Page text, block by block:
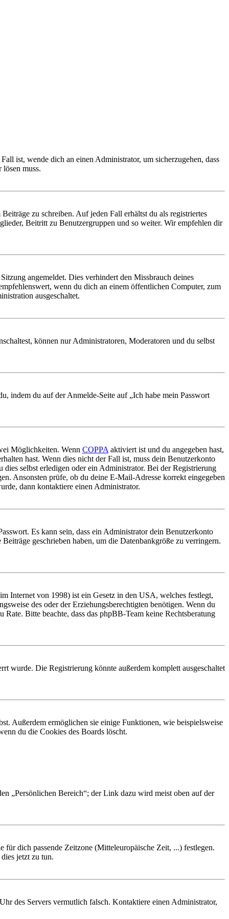
ist, wende dich an einen Administrator, um sicherzugehen, dass
muss.
zu schreiben. Auf jeden Fall erhältst du als registriertes
Beitritt zu Benutzergruppen und so weiter. Wir empfehlen dir
angemeldet. Dies verhindert den Missbrauch deines
wenn du dich an einem öffentlichen Computer, zum
ausgeschaltet.
können nur Administratoren, Moderatoren und du selbst
indem du auf der Anmelde-Seite auf „Ich habe mein Passwort
Möglichkeiten. Wenn COPPA aktiviert ist und du angegeben hast,
hast. Wenn dies nicht der Fall ist, muss dein Benutzerkonto
selbst erledigen oder ein Administrator. Bei der Registrierung
Ansonsten prüfe, ob du deine E-Mail-Adresse korrekt eingegeben
dann kontaktiere einen Administrator.
Es kann sein, dass ein Administrator dein Benutzerkonto
geschrieben haben, um die Datenbankgröße zu verringern.
Internet von 1998) ist ein Gesetz in den USA, welches festlegt,
des oder der Erziehungsberechtigten benötigen. Wenn du
Bitte beachte, dass das phpBB-Team keine Rechtsberatung
wurde. Die Registrierung könnte außerdem komplett ausgeschaltet
Außerdem ermöglichen sie einige Funktionen, wie beispielsweise
du die Cookies des Boards löscht.
„Persönlichen Bereich“; der Link dazu wird meist oben auf der
dich passende Zeitzone (Mitteleuropäische Zeit, ...) festlegen.
jetzt zu tun.
des Servers vermutlich falsch. Kontaktiere einen Administrator,